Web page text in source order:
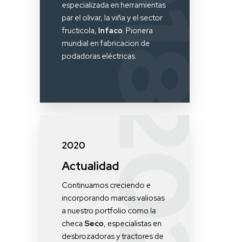
especializada en herramientas
par el olivar, la viña y el sector
fructicola, Infaco. Pionera
mundial en fabricacion de
podadoras eléctricas.
2020
Actualidad
Continuamos creciendo e
incorporando marcas valiosas
a nuestro portfolio como la
checaSeco, especialistas en
desbrozadoras y tractores de